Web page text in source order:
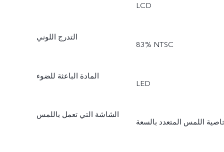
LCD
التدرج اللوني
‎83% NTSC
المادة الباعثة للضوء
LED
الشاشة التي تعمل باللمس
اللمس المتعدد بالسعة